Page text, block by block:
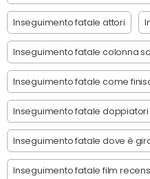
Inseguimento fatale attori
Inseguimento fatale colonna
Inseguimento fatale come
Inseguimento fatale doppiatori
Inseguimento fatale dove è
Inseguimento fatale film